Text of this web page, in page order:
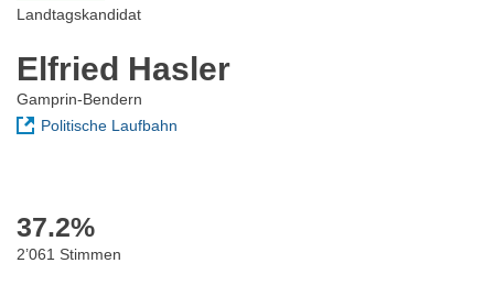
Landtagskandidat
Elfried Hasler
Gamprin-Bendern
Politische Laufbahn
37.2%
2’061 Stimmen